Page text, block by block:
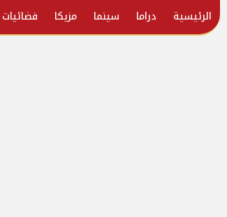
الرئيسية دراما سينما مزيكا فضائيات